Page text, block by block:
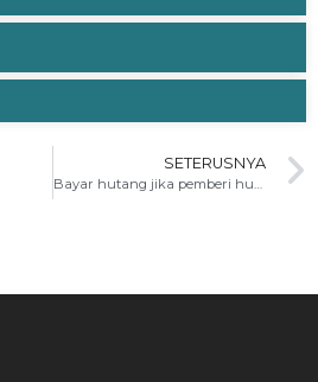
SETERUSNYA
Bayar hutang jika pemberi hutang sudah meninggal